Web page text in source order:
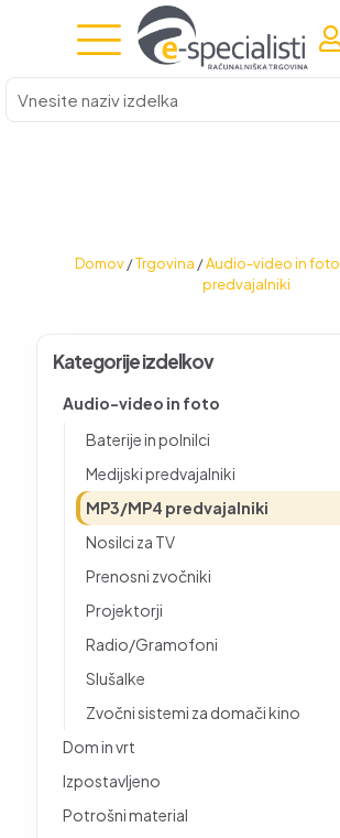
Vnesite
naziv
izdelka
Domov/Trgovina /Audio-video in foto
predvajalniki
Kategorije izdelkov
Audio-video in foto
Baterije in polnilci
Medijski predvajalniki
MP3/MP4 predvajalniki
Nosilci za TV
Prenosni zvočniki
Projektorji
Radio/Gramofoni
Slušalke
Zvočni sistemi za domači kino
Dom in vrt
Izpostavljeno
Potrošni material